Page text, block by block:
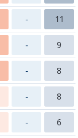
- 11
- 9
- 8
- 8
- 6